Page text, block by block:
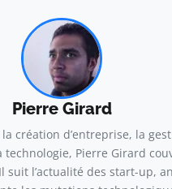
Pierre Girard
création d’entreprise, la
technologie, Pierre Girard
l’actualité des start-up,